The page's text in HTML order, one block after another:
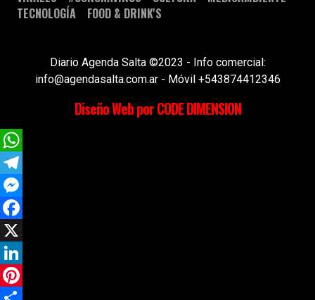
TECNOLOGÍA
FOOD & DRINK'S
Diario Agenda Salta ©2023 - Info comercial:
info@agendasalta.com.ar - Móvil +543874412346
Diseño Web por CODE DIMENSION
WhatsApp
Telegram
Messenger
Facebook
X
LinkedIn
Pinterest